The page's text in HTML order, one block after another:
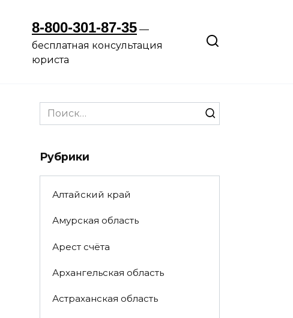
8-800-301-87-35 —
бесплатная консультация
юриста
Search
for:
Рубрики
Алтайский край
Амурская область
Арест счёта
Архангельская область
Астраханская область